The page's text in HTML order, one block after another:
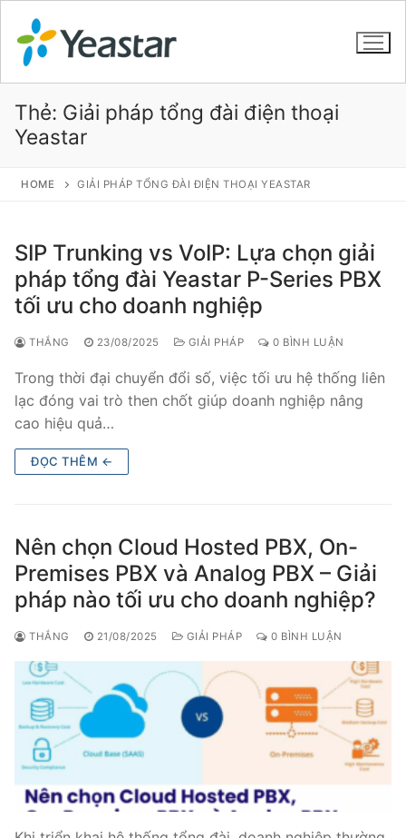
VOIP PBX FOR SME
Tổng đài VoIP Yeastar S412
Tổng đài VoIP Yeastar S20
Tổng đài VoIP Yeastar S100
Tổng đài VoIP Yeastar S300
HOSTED PHONE SYSTEM
IPPBX FOR LARGE ENTERPRISES
Tổng đài Yeastar K2
VOIP GATEWAY
FXS VoIP Gateway
FXO VoIP Gateway
VoIP GSM / 3G / 4G Gateways
E1 / T1 / PRI VoIP Gateway
PRI VoIP Gateway TE100
Thẻ: Giải pháp tổng đài điện thoại
Yeastar
HOME GIẢI PHÁP TỔNG ĐÀI ĐIỆN THOẠI YEASTAR
SIP Trunking vs VoIP: Lựa chọn giải
pháp tổng đài Yeastar P-Series PBX
tối ưu cho doanh nghiệp
THẮNG 23/08/2025 GIẢI PHÁP 0 BÌNH LUẬN
Trong thời đại chuyển đổi số, việc tối ưu hệ thống liên
lạc đóng vai trò then chốt giúp doanh nghiệp nâng
cao hiệu quả…
ĐỌC THÊM ←
Nên chọn Cloud Hosted PBX, On-
Premises PBX và Analog PBX – Giải
pháp nào tối ưu cho doanh nghiệp?
THẮNG 21/08/2025 GIẢI PHÁP 0 BÌNH LUẬN